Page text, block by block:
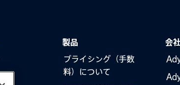
製品
プライシング（手数
料）について
会社